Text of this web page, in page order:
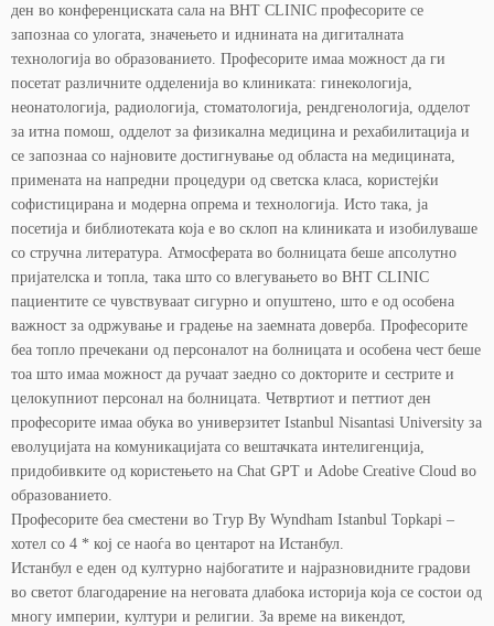
ден во конференциската сала на BHT CLINIC професорите се
запознаа со улогата, значењето и иднината на дигиталната
технологија во образованието. Професорите имаа можност да ги
посетат различните одделенија во клиниката: гинекологија,
неонатологија, радиологија, стоматологија, рендгенологија, одделот
за итна помош, одделот за физикална медицина и рехабилитација и
се запознаа со најновите достигнување од областа на медицината,
примената на напредни процедури од светска класа, користејќи
софистицирана и модерна опрема и технологија. Исто така, ја
посетија и библиотеката која е во склоп на клиниката и изобилуваше
со стручна литература. Атмосферата во болницата беше апсолутно
пријателска и топла, така што со влегувањето во BHT CLINIC
пациентите се чувствуваат сигурно и опуштено, што е од особена
важност за одржување и градење на заемната доверба. Професорите
беа топло пречекани од персоналот на болницата и особена чест беше
тоа што имаа можност да ручаат заедно со докторите и сестрите и
целокупниот персонал на болницата. Четвртиот и петтиот ден
професорите имаа обука во универзитет Istanbul Nisantasi University за
еволуцијата на комуникацијата со вештачката интелигенција,
придобивките од користењето на Chat GPT и Adobe Creative Cloud во
образованието.
Професорите беа сместени во Tryp By Wyndham Istanbul Topkapi –
хотел со 4 * кој се наоѓа во центарот на Истанбул.
Истанбул е еден од културно најбогатите и најразновидните градови
во светот благодарение на неговата длабока историја која се состои од
многу империи, култури и религии. За време на викендот,